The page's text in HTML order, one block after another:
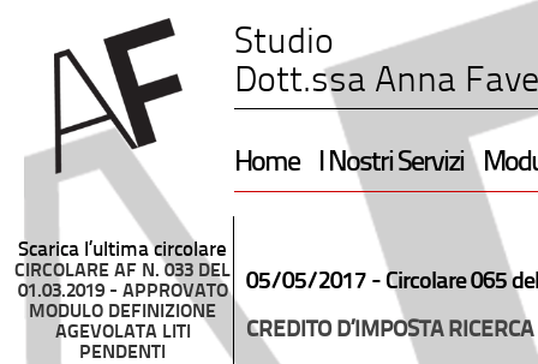
Studio
Dott.ssa Anna
Home I Nostri Servizi
Scarica l’ultima circolare
CIRCOLARE AF N. 033 DEL
01.03.2019 - APPROVATO
MODULO DEFINIZIONE
AGEVOLATA LITI
PENDENTI
05/05/2017 - Circolare 065
CREDITO D’IMPOSTA